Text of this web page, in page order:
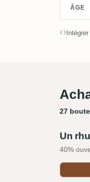
ÂGE
27
Un
40%